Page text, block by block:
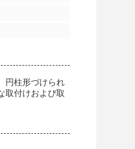
円柱形づけられ
取付けおよび取